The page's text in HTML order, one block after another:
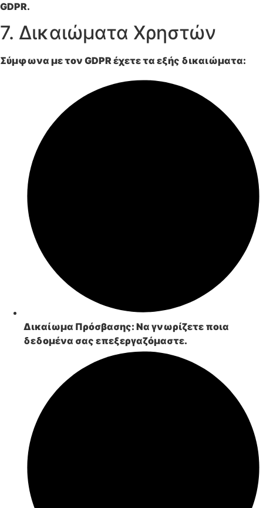
GDPR.
7. Δικαιώματα Χρηστών
Σύμφωνα με τον GDPR έχετε τα εξής δικαιώματα:
Δικαίωμα Πρόσβασης: Να γνωρίζετε ποια
δεδομένα σας επεξεργαζόμαστε.